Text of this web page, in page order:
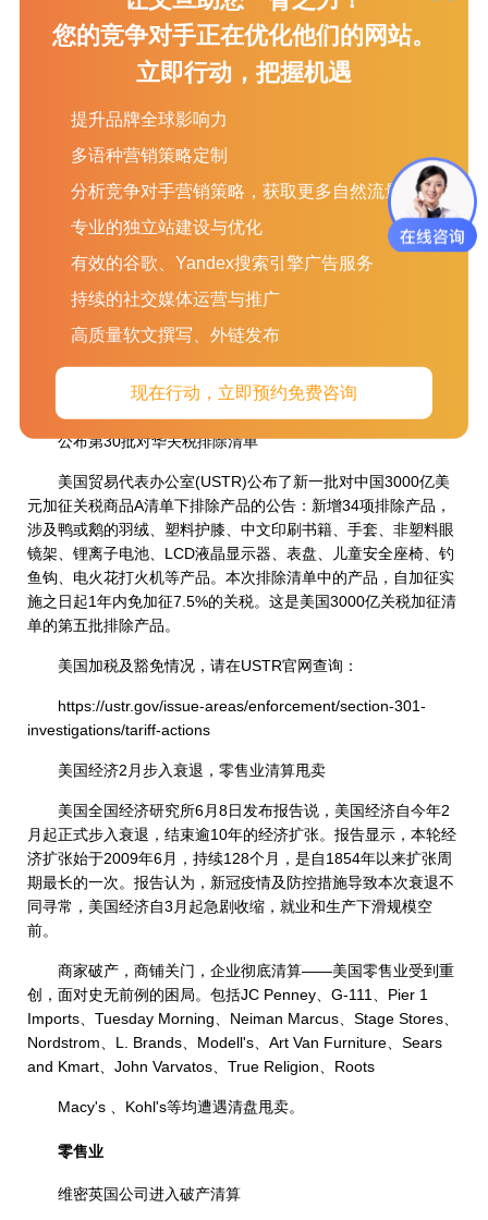
King Year Packaging and Printing Co. Ltd.(金年包装印刷有限公
司，下称金年)。
美国司法部给出的起诉理由是，在美国疫情期间，金年违反
近50万个假冒伪劣的N95口罩。刑事诉讼已提交至联邦法院。
为了直接吸引了医护人员和其他消费者，金年在其口罩的包
装上盖了NIOSH和FDA认证标识，但实际上其未经NIOSH批准，
也未经FDA批准或以其他方式授权。King Year的口罩上印
有“N95”，但实际的过滤效果远低于最低95%的过滤标准。
元，或者是犯罪所产生的总收入的两倍或总损失的两倍(以较高者
为准)。若指控成立，金年包装印刷有限公司将面临共计至少150
公布第30批对华关税排除清单
美国贸易代表办公室(USTR)公布了新一批对中国3000亿美
元加征关税商品A清单下排除产品的公告：新增34项排除产品，
涉及鸭或鹅的羽绒、塑料护膝、中文印刷书籍、手套、非塑料眼
镜架、锂离子电池、LCD液晶显示器、表盘、儿童安全座椅、钓
鱼钩、电火花打火机等产品。本次排除清单中的产品，自加征实
施之日起1年内免加征7.5%的关税。这是美国3000亿关税加征清
单的第五批排除产品。
美国加税及豁免情况，请在USTR官网查询：
https://ustr.gov/issue-areas/enforcement/section-301-
investigations/tariff-actions
美国经济2月步入衰退，零售业清算甩卖
美国全国经济研究所6月8日发布报告说，美国经济自今年2
月起正式步入衰退，结束逾10年的经济扩张。报告显示，本轮经
济扩张始于2009年6月，持续128个月，是自1854年以来扩张周
期最长的一次。报告认为，新冠疫情及防控措施导致本次衰退不
同寻常，美国经济自3月起急剧收缩，就业和生产下滑规模空
前。
商家破产，商铺关门，企业彻底清算——美国零售业受到重
创，面对史无前例的困局。包括JC Penney、G-111、Pier 1
Imports、Tuesday Morning、Neiman Marcus、Stage Stores、
Nordstrom、L. Brands、Modell's、Art Van Furniture、Sears
and Kmart、John Varvatos、True Religion、Roots
Macy's 、Kohl's等均遭遇清盘甩卖。
零售业
维密英国公司进入破产清算
您的竞争对手正在优化他们的网站。
立即行动，把握机遇
提升品牌全球影响力
多语种营销策略定制
分析竞争对手营销策略，获取更多自然流量
专业的独立站建设与优化
有效的谷歌、Yandex搜索引擎广告服务
持续的社交媒体运营与推广
高质量软文撰写、外链发布
现在行动，立即预约免费咨询